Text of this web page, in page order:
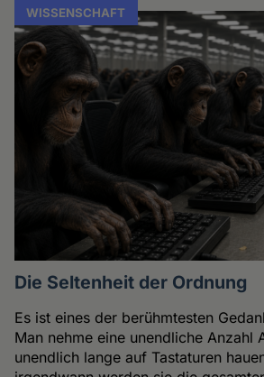
WISSENSCHAFT
Die Seltenheit der Ordnung
Es ist eines der berühmtesten
Man nehme eine unendliche Anzahl
unendlich lange auf Tastaturen